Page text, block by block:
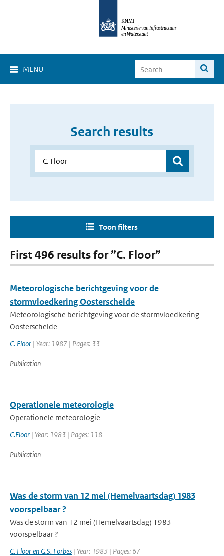
MENU
Search results
Toon filters
First 496 results for ”C. Floor”
Meteorologische berichtgeving voor de
stormvloedkering Oosterschelde
Meteorologische berichtgeving voor de stormvloedkering
Oosterschelde
C. Floor | Year: 1987 | Pages: 33
Publication
Operationele meteorologie
Operationele meteorologie
C.Floor | Year: 1983 | Pages: 118
Publication
Was de storm van 12 mei (Hemelvaartsdag) 1983
voorspelbaar ?
Was de storm van 12 mei (Hemelvaartsdag) 1983
voorspelbaar ?
C. Floor en G.S. Forbes | Year: 1983 | Pages: 67